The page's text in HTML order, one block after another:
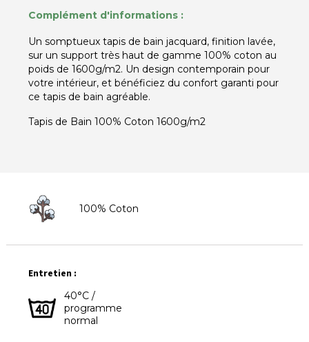
Complément d'informations :
Un somptueux tapis de bain jacquard, finition lavée,
sur un support très haut de gamme 100% coton au
poids de 1600g/m2. Un design contemporain pour
votre intérieur, et bénéficiez du confort garanti pour
ce tapis de bain agréable.
Tapis de Bain 100% Coton 1600g/m2
100% Coton
Entretien :
40°C /
programme
normal